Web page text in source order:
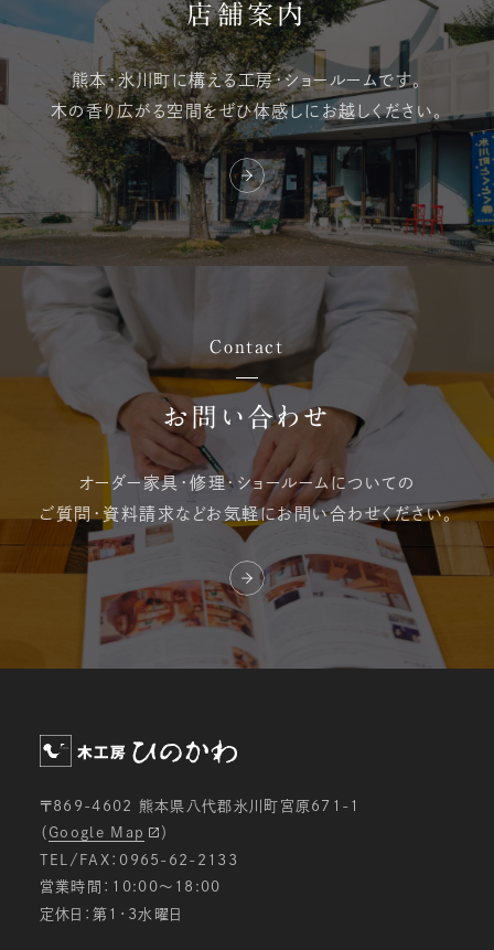
店舗案内
熊本・氷川町に構える工房・ショールームです。
木の香り広がる空間をぜひ体感しにお越しください。
Contact
お問い合わせ
オーダー家具・修理・ ショールームについての
ご質問・資料請求などお気軽にお問い合わせください。
〒869-4602 熊本県八代郡氷川町宮原671-1
（ Google Map
）
TEL/FAX：0965-62-2133
営業時間：10:00〜18:00
定休日：第1・3水曜日